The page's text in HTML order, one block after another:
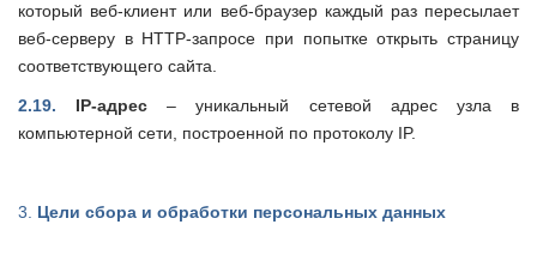
который веб-клиент или веб-браузер каждый раз пересылает
веб-серверу в HTTP-запросе при попытке открыть страницу
соответствующего сайта.
2.19. IP-адрес
– уникальный сетевой адрес узла в
компьютерной сети, построенной по протоколу IP.
3. Цели сбора и обработки персональных данных